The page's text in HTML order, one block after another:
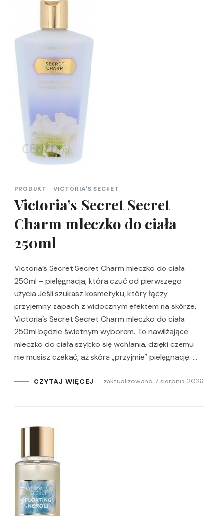
PRODUKT VICTORIA'S SECRET
Victoria’s Secret Secret
Charm mleczko do ciała
250ml
Victoria’s Secret Secret Charm mleczko do ciała
250ml – pielęgnacja, która czuć od pierwszego
użycia Jeśli szukasz kosmetyku, który łączy
przyjemny zapach z widocznym efektem na skórze,
Victoria’s Secret Secret Charm mleczko do ciała
250ml będzie świetnym wyborem. To nawilżające
mleczko do ciała szybko się wchłania, dzięki czemu
nie musisz czekać, aż skóra „przyjmie” pielęgnację. …
CZYTAJ WIĘCEJ zaktualizowano 7 sierpnia 2026